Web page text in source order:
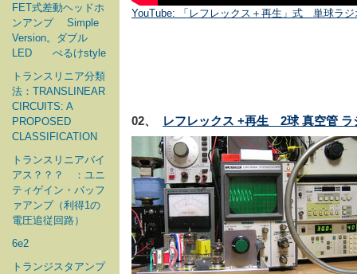
FET式差動ヘッドホ
ンアンプ Simple
Version。ダブル
LED ぺるけstyle
トランスリニア分類
法：TRANSLINEAR
CIRCUITS: A
PROPOSED
CLASSIFICATION
トランスリニアバイ
アス？？？ ：ユニ
ティゲイン・バッフ
ァアンプ（利得1の
電圧追従回路）
6e2
トランジスタアンプ
YouTube: 「レフレックス＋再生」式 単球ラジ
02、 レフレックス +再生 2球 真空管 ラ